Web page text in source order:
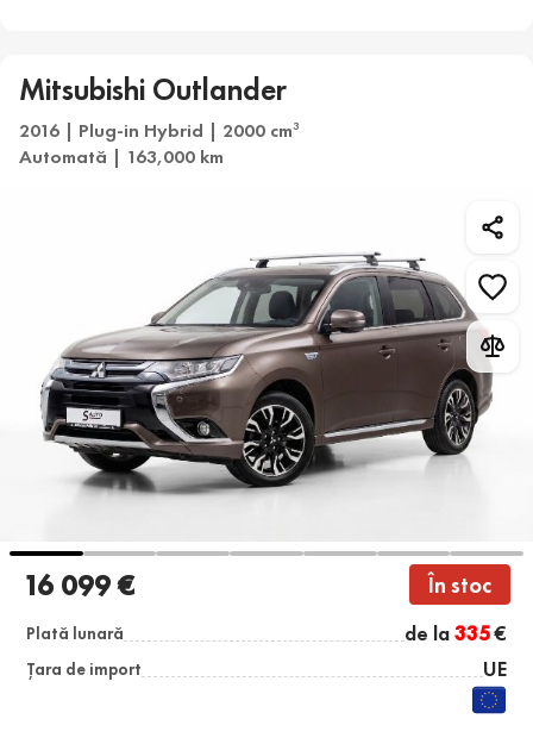
Mitsubishi Outlander
2016 | Plug-in Hybrid | 2000 cm3
Automată | 163,000 km
16 099 € În stoc
Plată lunară de la335€
Țara de import UE